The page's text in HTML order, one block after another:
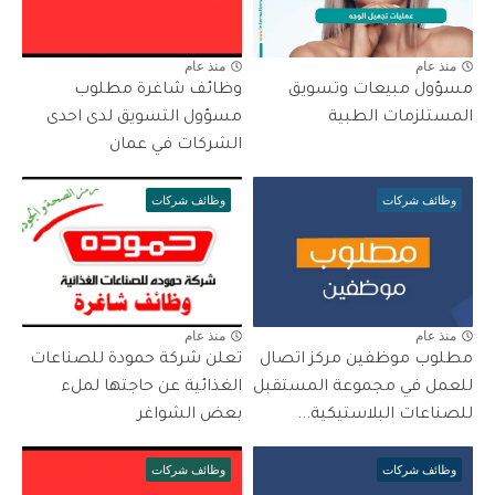
منذ عام
مسؤول مبيعات وتسويق
المستلزمات الطبية
منذ عام
وظائف شاغرة مطلوب
مسؤول التسويق لدى احدى
الشركات في عمان
وظائف شركات
منذ عام
مطلوب موظفين مركز اتصال
للعمل في مجموعة المستقبل
للصناعات البلاستيكية...
وظائف شركات
منذ عام
تعلن شركة حمودة للصناعات
الغذائية عن حاجتها لملء
بعض الشواغر
وظائف شركات وظائف شركات